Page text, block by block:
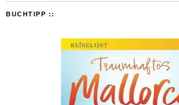
BUCHTIPP ::